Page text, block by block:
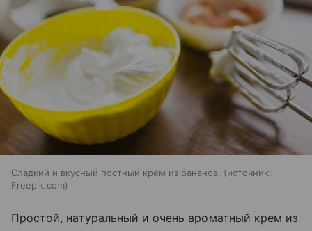
Сладкий и вкусный постный крем из бананов.
источник:
Freepik.com
Простой, натуральный и очень ароматный крем из